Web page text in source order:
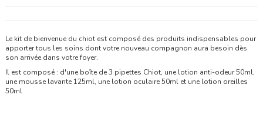
Le kit de bienvenue du chiot est composé des produits indispensables pour
apporter tous les soins dont votre nouveau compagnon aura besoin dès
son arrivée dans votre foyer.
Il est composé : d'une boîte de 3 pipettes Chiot, une lotion anti-odeur 50ml,
une mousse lavante 125ml, une lotion oculaire 50ml et une lotion oreilles
50ml